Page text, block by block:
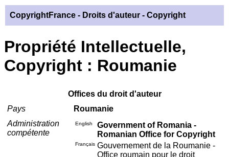
CopyrightFrance - Droits d'auteur - Copyright
Propriété Intellectuelle,
Copyright : Roumanie
Offices du droit d'auteur
Pays
Roumanie
Administration
compétente
English
Government of Romania -
Romanian Office for Copyright
Français Gouvernement de la Roumanie -
Office roumain pour le droit